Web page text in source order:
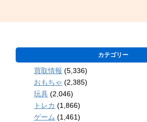
カテゴリー
買取情報 (5,336)
おもちゃ (2,385)
玩具 (2,046)
トレカ (1,866)
ゲーム (1,461)